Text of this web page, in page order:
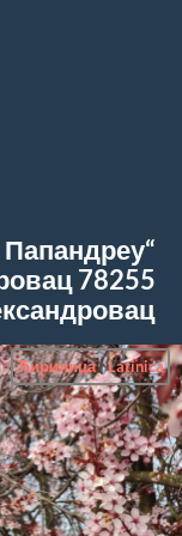
78255
Ћирилица|Latinica